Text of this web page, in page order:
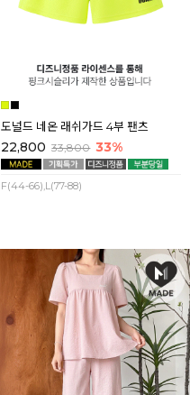
도널드 네온 래쉬가드 4부 팬츠
22,800 33,800 33%
F(44-66),L(77-88)